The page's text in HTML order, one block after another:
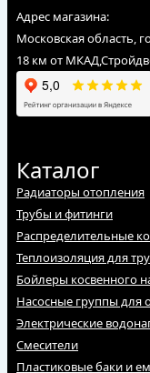
Адрес магазина:
Московская область,
18 км от
Каталог
Радиаторы отопления
Трубы и фитинги
Распределительные
Теплоизоляция для
Бойлеры косвенного
Насосные группы для
Электрические
Смесители
Пластиковые баки и